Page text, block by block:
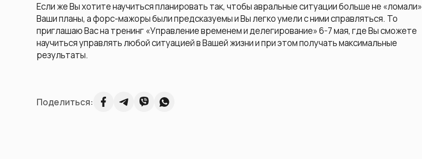
Если же Вы хотите научиться планировать так, чтобы авральные ситуации больше не «ломали»
Ваши планы, а форс-мажоры были предсказуемы и Вы легко умели с ними справляться. То
приглашаю Вас на тренинг «Управление временем и делегирование» 6-7 мая, где Вы сможете
научиться управлять любой ситуацией в Вашей жизни и при этом получать максимальные
результаты.
Поделиться: